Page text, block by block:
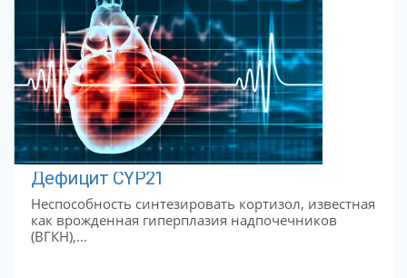
Дефицит CYP21
Неспособность синтезировать кортизол, известная
как врожденная гиперплазия надпочечников
(ВГКН),...